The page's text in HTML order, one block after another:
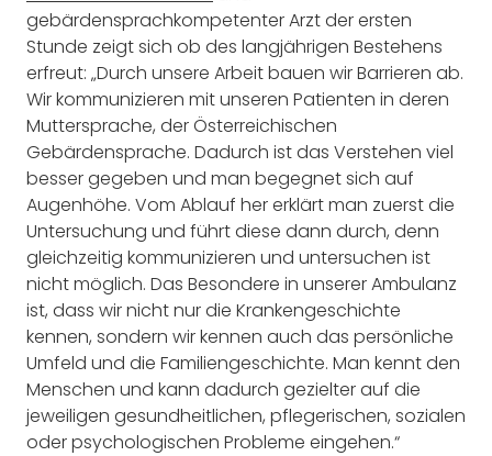
gebärdensprachkompetenter Arzt der ersten
Stunde zeigt sich ob des langjährigen Bestehens
erfreut: „Durch unsere Arbeit bauen wir Barrieren ab.
Wir kommunizieren mit unseren Patienten in deren
Muttersprache, der Österreichischen
Gebärdensprache. Dadurch ist das Verstehen viel
besser gegeben und man begegnet sich auf
Augenhöhe. Vom Ablauf her erklärt man zuerst die
Untersuchung und führt diese dann durch, denn
gleichzeitig kommunizieren und untersuchen ist
nicht möglich. Das Besondere in unserer Ambulanz
ist, dass wir nicht nur die Krankengeschichte
kennen, sondern wir kennen auch das persönliche
Umfeld und die Familiengeschichte. Man kennt den
Menschen und kann dadurch gezielter auf die
jeweiligen gesundheitlichen, pflegerischen, sozialen
oder psychologischen Probleme eingehen.“